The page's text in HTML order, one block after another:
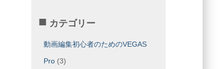
カテゴリー
動画編集初心者のためのVEGAS
Pro(3)